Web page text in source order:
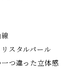
スタルパール
つ違った立体感